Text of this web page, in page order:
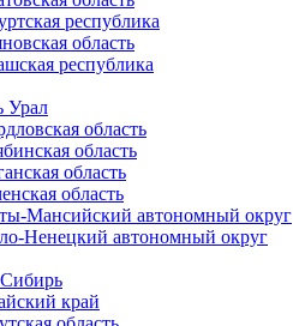
республика
область
республика
Урал
область
область
область
область
Мансийский автономный округ
Ненецкий автономный округ
край